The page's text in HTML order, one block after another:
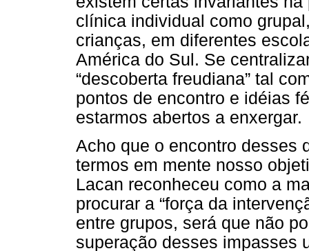
clínica individual como
crianças, em diferentes
América do Sul. Se
“descoberta freudiana” tal
pontos de encontro e idéias
estarmos abertos a enxergar.
Acho que o encontro desses
termos em mente nosso
Lacan reconheceu como a
procurar a “força da
entre grupos, será que não
superação desses impasses